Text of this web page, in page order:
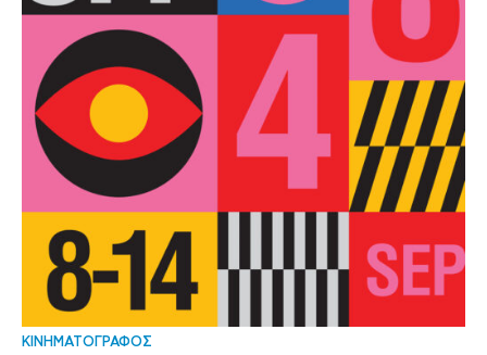
ΚΙΝΗΜΑΤΟΓΡΑΦΟΣ